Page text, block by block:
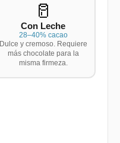
🥛
Con Leche
28–40% cacao
Dulce y cremoso. Requiere
más chocolate para la
misma firmeza.